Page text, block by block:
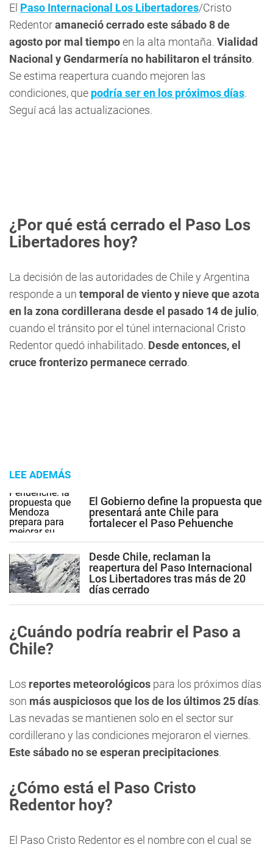
El Paso Internacional Los Libertadores/Cristo
Redentoramaneció cerrado este sábado 8 de
agosto por mal tiempoen la alta montaña. Vialidad
Nacional y Gendarmería no habilitaron el tránsito.
Se estima reapertura cuando mejoren las
condiciones, que podría ser en los próximos días.
Seguí acá las actualizaciones.
¿Por qué está cerrado el Paso Los
Libertadores hoy?
La decisión de las autoridades de Chile y Argentina
responde a un temporal de viento y nieve que azota
en la zona cordillerana desde el pasado 14 de julio,
cuando el tránsito por el túnel internacional Cristo
Redentor quedó inhabilitado. Desde entonces, el
cruce fronterizo permanece cerrado.
LEE ADEMÁS
El Gobierno define la propuesta que
presentará ante Chile para
fortalecer el Paso Pehuenche
Desde Chile, reclaman la
reapertura del Paso Internacional
Los Libertadores tras más de 20
días cerrado
¿Cuándo podría reabrir el Paso a
Chile?
Los reportes meteorológicos para los próximos días
son más auspiciosos que los de los últimos 25 días.
Las nevadas se mantienen solo en el sector sur
cordillerano y las condiciones mejoraron el viernes.
Este sábado no se esperan precipitaciones.
¿Cómo está el Paso Cristo
Redentor hoy?
El Paso Cristo Redentor es el nombre con el cual se